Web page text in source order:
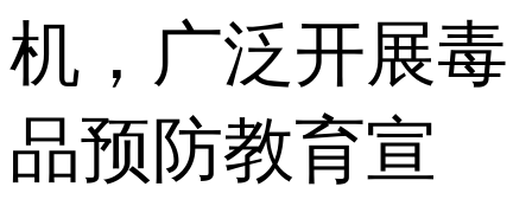
机，广泛开展毒
品预防教育宣